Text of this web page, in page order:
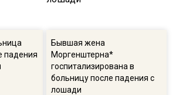
падения
Бывшая жена
Моргенштерна*
госпитализирована в
больницу после падения с
лошади